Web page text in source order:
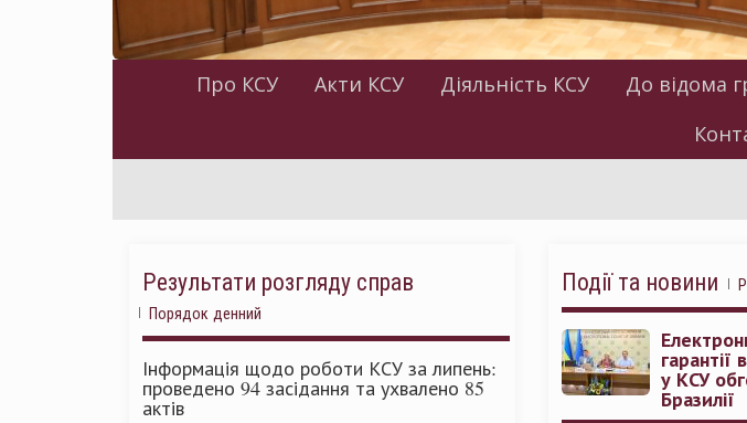
Про КСУ Акти КСУ Діяльність КСУ До відома
Результати розгляду справ
Порядок денний
Інформація щодо роботи КСУ за липень:
проведено 94 засідання та ухвалено 85
актів
Події та новини
у КСУ
Бразилії